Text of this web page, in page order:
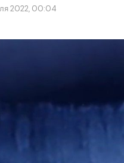
2022, 00:04